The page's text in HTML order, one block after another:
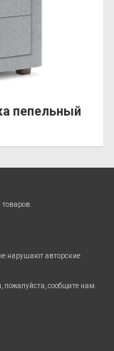
пепельный
нарушают авторские
сообщите нам.